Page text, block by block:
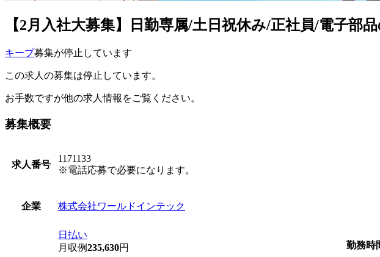
【2月入社大募集】日勤専属/土日祝休み/正社員/電子部
キープ募集が停止しています
この求人の募集は停止しています。
お手数ですが他の求人情報をご覧ください。
募集概要
求人番号
1171133
※電話応募で必要になります。
企業 株式会社ワールドインテック
日払い
月収例235,630円 勤務時